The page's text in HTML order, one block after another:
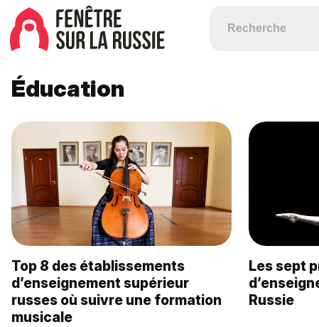
Éducation
Top 8 des établissements
d’enseignement supérieur
russes où suivre une formation
musicale
Les sept
Russie